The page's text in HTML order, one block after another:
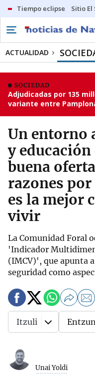
Tiempo eclipse Sitio El
ACTUALIDAD
SOCIEDAD
Adjudicadas por 135
variante entre
Un entorno
y
buena
razones por
es la mejor
vivir
La Comunidad Foral
'Indicador
(IMCV)', que apunta
seguridad como
Unai Yoldi
Itzuli